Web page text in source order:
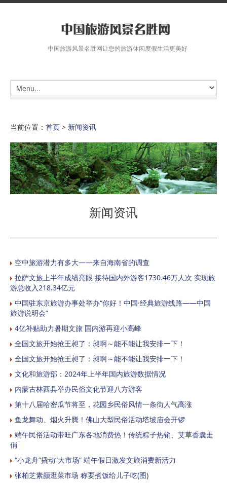
中国旅游风景名胜网让您的旅游休闲度假生活更美好
当前位置： 首页 > 新闻资讯
新闻资讯
空中旅游潜力有多大——来自海南省的调查
拉萨文旅上半年成绩亮眼 接待国内外游客1730.46万人次 实现旅
游总收入218.34亿元
中国驻东京旅游办事处举办“你好！中国·经典旅游线路——中国
旅游说明会”
4亿补贴助力暑期文旅 国内游再迎小高峰
全国文旅开始抢王昶了：昶啊～能不能让我安排一下！
全国文旅开始抢王昶了：昶啊～能不能让我安排一下！
文化和旅游部：2024年上半年国内旅游数据情况
内蒙古林西县举办民俗文化节迎八方游客
第十八届哈密瓜节将至，花园乡民俗风情一条街人气高涨
鱼龙舞动、烟火升腾！佛山大型民俗活动塔坡庙会开锣
端午民俗活动带旺广东各地消费热！传统粽子热销、艾草香囊走
俏
“小龙舟”撬动“大市场” 端午假日激发文旅消费新活力
张柏芝素颜逛菜市场 称要煮饭给儿子吃(图)